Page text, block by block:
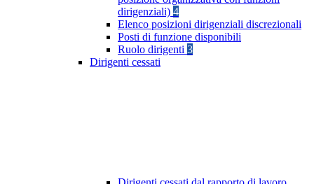
dirigenziali) 4
Elenco posizioni dirigenziali discrezionali
Posti di funzione disponibili
Ruolo dirigenti 3
Dirigenti cessati